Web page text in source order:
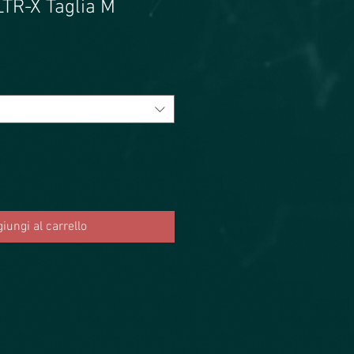
X Taglia M
al carrello